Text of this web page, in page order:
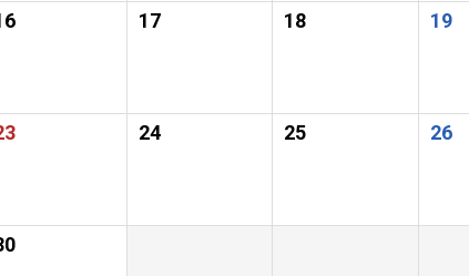
17 18 19
24 25 26